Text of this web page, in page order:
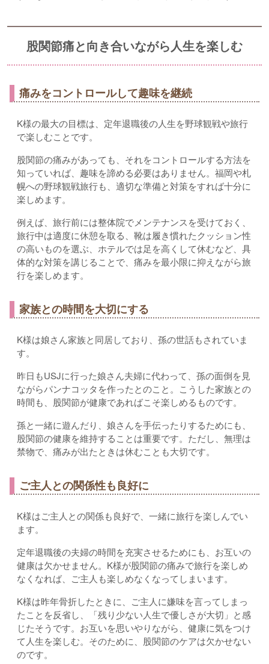
股関節痛と向き合いながら人生を楽しむ
痛みをコントロールして趣味を継続
K様の最大の目標は、定年退職後の人生を野球観戦や旅行
で楽しむことです。
股関節の痛みがあっても、それをコントロールする方法を
知っていれば、趣味を諦める必要はありません。福岡や札
幌への野球観戦旅行も、適切な準備と対策をすれば十分に
楽しめます。
例えば、旅行前には整体院でメンテナンスを受けておく、
旅行中は適度に休憩を取る、靴は履き慣れたクッション性
の高いものを選ぶ、ホテルでは足を高くして休むなど、具
体的な対策を講じることで、痛みを最小限に抑えながら旅
行を楽しめます。
家族との時間を大切にする
K様は娘さん家族と同居しており、孫の世話もされていま
す。
昨日もUSJに行った娘さん夫婦に代わって、孫の面倒を見
ながらパンナコッタを作ったとのこと。こうした家族との
時間も、股関節が健康であればこそ楽しめるものです。
孫と一緒に遊んだり、娘さんを手伝ったりするためにも、
股関節の健康を維持することは重要です。ただし、無理は
禁物で、痛みが出たときは休むことも大切です。
ご主人との関係性も良好に
K様はご主人との関係も良好で、一緒に旅行を楽しんでい
ます。
定年退職後の夫婦の時間を充実させるためにも、お互いの
健康は欠かせません。K様が股関節の痛みで旅行を楽しめ
なくなれば、ご主人も楽しめなくなってしまいます。
K様は昨年骨折したときに、ご主人に嫌味を言ってしまっ
たことを反省し、「残り少ない人生で優しさが大切」と感
じたそうです。お互いを思いやりながら、健康に気をつけ
て人生を楽しむ。そのために、股関節のケアは欠かせない
のです。